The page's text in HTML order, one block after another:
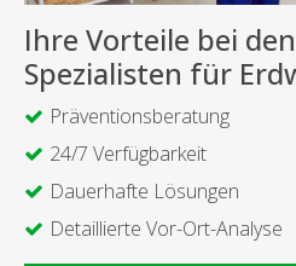
Ihre Vorteile bei
Spezialisten für
Präventionsberatung
24/7 Verfügbarkeit
Dauerhafte Lösungen
Detaillierte Vor-Ort-Analyse